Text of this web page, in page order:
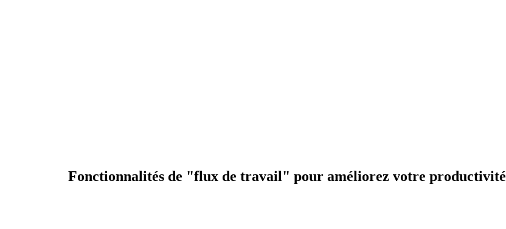
Fonctionnalités de "flux de travail" pour améliorez votre productivité